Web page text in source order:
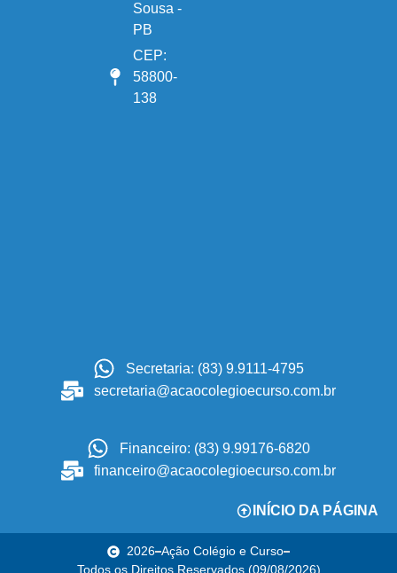
Sousa -
PB
CEP:
58800-
138
Secretaria: (83) 9.9111-4795
secretaria@acaocolegioecurso.com.br
Financeiro: (83) 9.99176-6820
financeiro@acaocolegioecurso.com.br
INÍCIO DA PÁGINA
2026 Ação Colégio e Curso
Todos os Direitos Reservados (09/08/2026)